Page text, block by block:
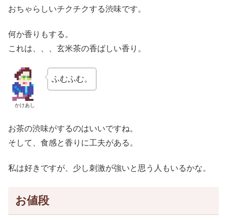
おちゃらしいチクチクする渋味です。
何か香りもする。
これは、、、玄米茶の香ばしい香り。
かけあし
ふむふむ。
お茶の渋味がするのはいいですね。
そして、食感と香りに工夫がある。
私は好きですが、少し刺激が強いと思う人もいるかな。
お値段